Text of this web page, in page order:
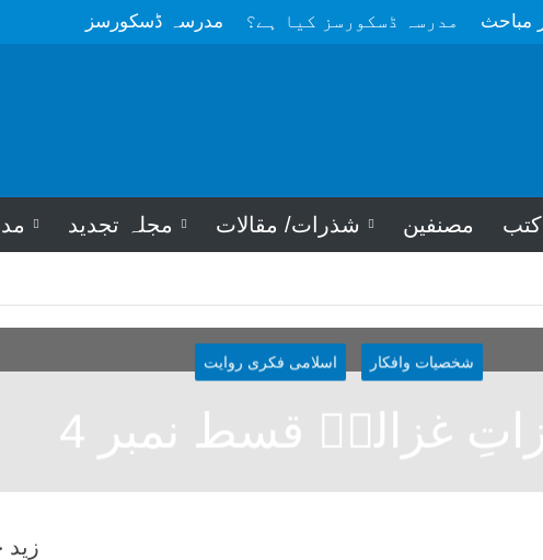
مدرسہ ڈسکورسز مدرسہ ڈسکورسز کیا ہے؟ مباحث
مجلہ تجدید شذرات/ مقالات مصنفین کتب
اسلامی فکری روایت شخصیات وافکار
غزالیؒ قسط نمبر 4